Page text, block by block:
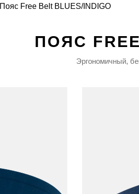
Пояс Free Belt BLUES/INDIGO
ПОЯС
Эргономичный,